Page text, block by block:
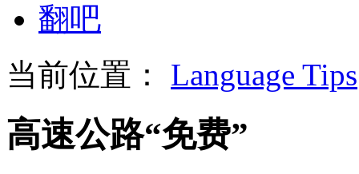
翻吧
当前位置： Language Tips
高速公路“免费”